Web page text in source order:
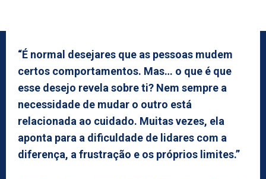
“É normal desejares que as pessoas mudem
certos comportamentos. Mas… o que é que
esse desejo revela sobre ti? Nem sempre a
necessidade de mudar o outro está
relacionada ao cuidado. Muitas vezes, ela
aponta para a dificuldade de lidares com a
diferença, a frustração e os próprios limites.”